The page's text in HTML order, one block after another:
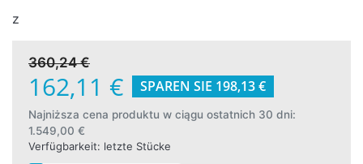
z
360,24 €
162,11 € SPAREN SIE 198,13 €
Najniższa cena produktu w ciągu ostatnich 30 dni:
1.549,00 €
Verfügbarkeit: letzte Stücke